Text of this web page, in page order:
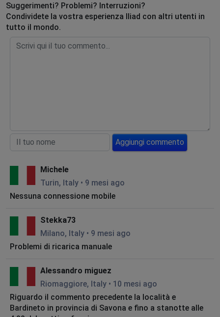
Suggerimenti? Problemi? Interruzioni?
Condividete la vostra esperienza Iliad con altri utenti in
tutto il mondo.
Aggiungi commento
Michele
Turin, Italy • 9 mesi ago
Nessuna connessione mobile
Stekka73
Milano, Italy • 9 mesi ago
Problemi di ricarica manuale
Alessandro miguez
Riomaggiore, Italy • 10 mesi ago
Riguardo il commento precedente la località e
Bardineto in provincia di Savona e fino a stanotte alle